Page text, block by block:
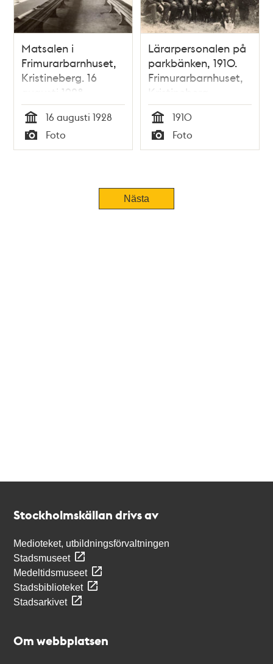
Matsalen i
Frimurarbarnhuset,
Kristineberg. 16
augusti 1928
Tid
16 augusti 1928
Typ
Foto
Lärarpersonalen på
parkbänken, 1910.
Frimurarbarnhuset,
Kristineberg.
Tid
1910
Typ
Foto
Nästa
Stockholmskällan drivs av
Medioteket, utbildningsförvaltningen
Stadsmuseet
Medeltidsmuseet
Stadsbiblioteket
Stadsarkivet
Om webbplatsen